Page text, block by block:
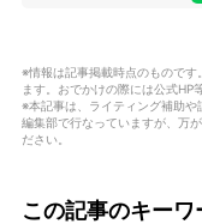
※情報は記事掲載時点のものです
ます。おでかけの際には公式HP
※本記事は、ライティング補助
編集部で行なっていますが、万
ださい。
この記事のキーワ